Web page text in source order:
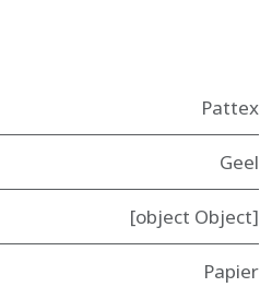
Pattex
Geel
[object Object]
Papier